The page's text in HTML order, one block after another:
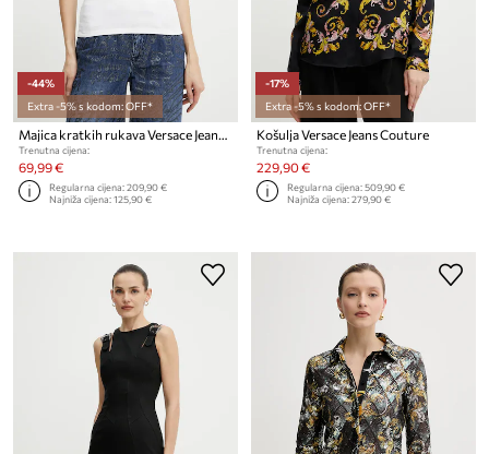
-44%
Extra -5% s kodom: OFF*
Majica kratkih rukava Versace Jeans Couture
Trenutna cijena:
69,99 €
Regularna cijena:209,90 €
Najniža cijena:125,90 €
-17%
Extra -5% s kodom: OFF*
Košulja Versace Jeans Couture
Trenutna cijena:
229,90 €
Regularna cijena:509,90 €
Najniža cijena:279,90 €